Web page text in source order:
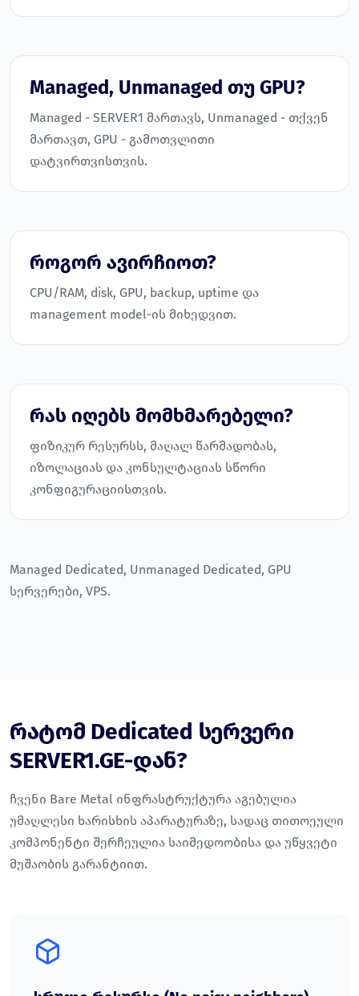
Managed, Unmanaged თუ GPU?
Managed - SERVER1 მართავს, Unmanaged - თქვენ
მართავთ, GPU - გამოთვლითი
დატვირთვისთვის.
როგორ ავირჩიოთ?
CPU/RAM, disk, GPU, backup, uptime და
management model-ის მიხედვით.
რას იღებს მომხმარებელი?
ფიზიკურ რესურსს, მაღალ წარმადობას,
იზოლაციას და კონსულტაციას სწორი
კონფიგურაციისთვის.
Managed Dedicated, Unmanaged Dedicated, GPU
სერვერები, VPS.
რატომ Dedicated სერვერი
SERVER1.GE-დან?
ჩვენი Bare Metal ინფრასტრუქტურა აგებულია
უმაღლესი ხარისხის აპარატურაზე, სადაც თითოეული
კომპონენტი შერჩეულია საიმედოობისა და უწყვეტი
მუშაობის გარანტიით.